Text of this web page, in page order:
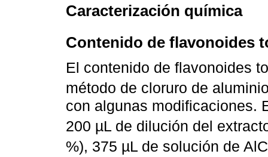
Caracterización química
Contenido de flavonoides
El contenido de flavonoides
método de cloruro de
con algunas modificaciones.
200 µL de dilución del
%), 375 µL de solución de